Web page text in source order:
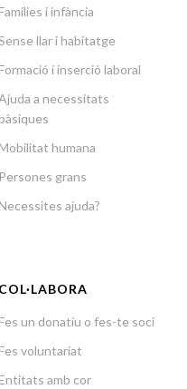
Famílies i infància
llar i habitatge
Formació i inserció laboral
a necessitats
bàsiques
Mobilitat humana
Persones grans
Necessites ajuda?
COL·LABORA
Fes un donatiu o fes-te soci
Fes voluntariat
Entitats amb cor